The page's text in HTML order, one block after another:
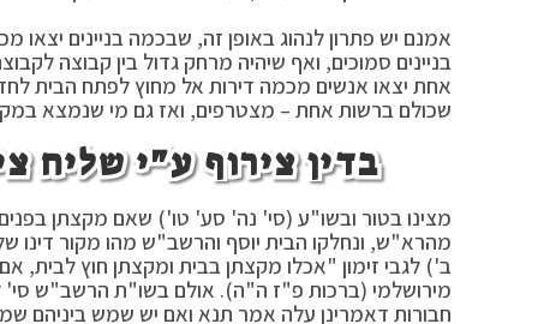
אמנם יש פתרון לנהוג באופן זה, שבכמה בניינים יצאו
בניינים סמוכים, ואף שיהיה מרחק גדול בין קבוצה
אחת יצאו אנשים מכמה דירות אל מחוץ לפתח הבית
שכולם ברשות אחת – מצטרפים, ואז גם מי שנמצא
בדין צירוף ע"י שליח
מצינו בטור ובשו"ע (סי' נה' סע' טו') שאם מקצתן
מהרא"ש, ונחלקו הבית יוסף והרשב"ש מהו מקור
ב') לגבי זימון "אכלו מקצתן בבית ומקצתן חוץ לבית,
מירושלמי (ברכות פ"ז ה"ה). אולם בשו"ת הרשב"ש
חבורות דאמרינן עלה אמר תנא ואם יש שמש ביניהם